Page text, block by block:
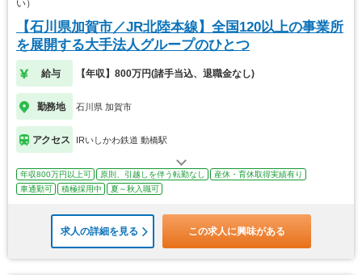
い）
【石川県加賀市／JR北陸本線】全国120以上の事業所
を展開する大手法人グループのひとつ
給与 【年収】800万円(諸手当込、退職金なし)
勤務地 石川県 加賀市
アクセス IRいしかわ鉄道 動橋駅
年収800万円以上可 原則、引越しを伴う転勤なし
産休・育休取得実績有り
車通勤可
積極採用中 夏～秋入職可
求人の詳細を見る この求人に興味がある